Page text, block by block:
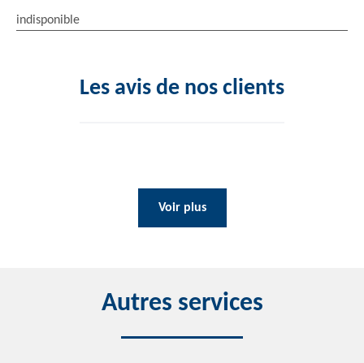
indisponible
Les avis de nos clients
Voir plus
Autres services